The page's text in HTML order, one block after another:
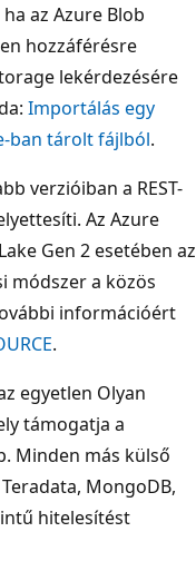
az Azure Blob
hozzáférésre
lekérdezésére
Importálás egy
ban tárolt fájlból.
verzióiban a REST-
Az Azure
Gen 2 esetében az
módszer a közös
információért
.
egyetlen Olyan
támogatja a
Minden más külső
MongoDB,
hitelesítést